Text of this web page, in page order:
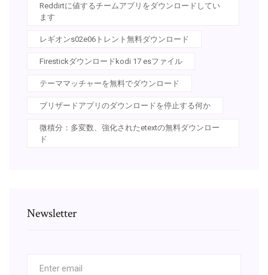
Reddirtに値するチームアプリをダウンロードしてい
ます
レギオンs02e06トレント無料ダウンロード
Firestickダウンロードkodi 17 esファイル
テーママッチャーを無料でダウンロード
ブリザードアプリのダウンロードを停止する何か
微積分：多変数、強化されたetextの無料ダウンロー
ド
Newsletter